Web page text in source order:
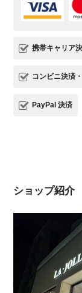
携帯キャリア
コンビニ決済
PayPal 決済
ショップ紹介